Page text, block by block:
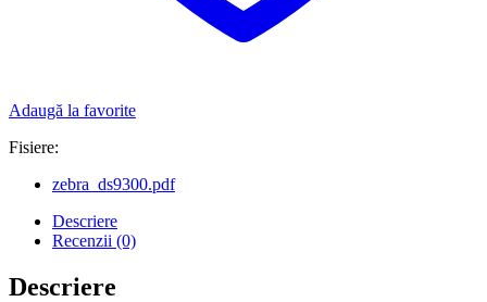
Adaugă la favorite
Fisiere:
zebra_ds9300.pdf
Descriere
Recenzii (0)
Descriere